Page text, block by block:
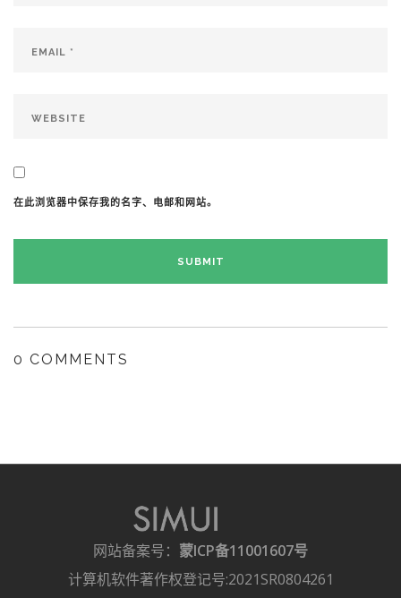
在此浏览器中保存我的名字、电邮和网站。
0 COMMENTS
网站备案号： 蒙ICP备11001607号
计算机软件著作权登记号:2021SR0804261